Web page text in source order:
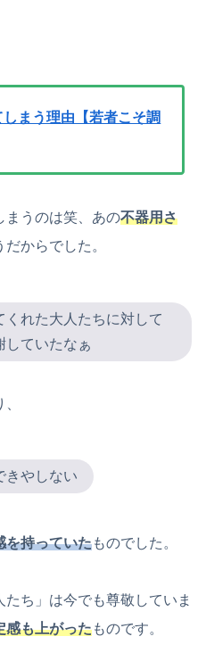
まう理由【若者こそ調
まうのは笑、あの不器用さ
からでした。
くれた大人たちに対して
していたなぁ
きやしない
を持っていたものでした。
ち」は今でも尊敬していま
感も上がったものです。